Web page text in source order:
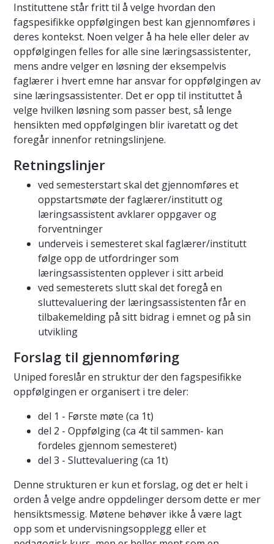
Instituttene står fritt til å velge hvordan den
fagspesifikke oppfølgingen best kan gjennomføres i
deres kontekst. Noen velger å ha hele eller deler av
oppfølgingen felles for alle sine læringsassistenter,
mens andre velger en løsning der eksempelvis
faglærer i hvert emne har ansvar for oppfølgingen av
sine læringsassistenter. Det er opp til instituttet å
velge hvilken løsning som passer best, så lenge
hensikten med oppfølgingen blir ivaretatt og det
foregår innenfor retningslinjene.
Retningslinjer
ved semesterstart skal det gjennomføres et
oppstartsmøte der faglærer/institutt og
læringsassistent avklarer oppgaver og
forventninger
underveis i semesteret skal faglærer/institutt
følge opp de utfordringer som
læringsassistenten opplever i sitt arbeid
ved semesterets slutt skal det foregå en
sluttevaluering der læringsassistenten får en
tilbakemelding på sitt bidrag i emnet og på sin
utvikling
Forslag til gjennomføring
Uniped foreslår en struktur der den fagspesifikke
oppfølgingen er organisert i tre deler:
del 1 - Første møte (ca 1t)
del 2 - Oppfølging (ca 4t til sammen- kan
fordeles gjennom semesteret)
del 3 - Sluttevaluering (ca 1t)
Denne strukturen er kun et forslag, og det er helt i
orden å velge andre oppdelinger dersom dette er mer
hensiktsmessig. Møtene behøver ikke å være lagt
opp som et undervisningsopplegg eller et